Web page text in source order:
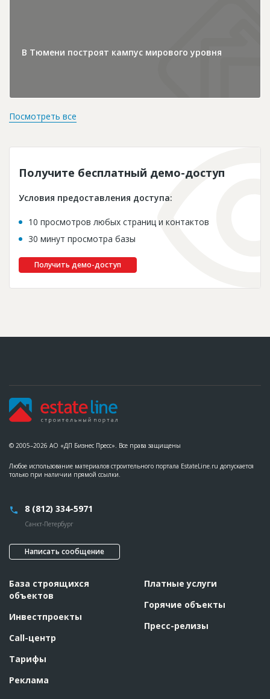
В Тюмени построят кампус мирового уровня
Посмотреть все
Получите бесплатный демо-доступ
Условия предоставления доступа:
10 просмотров любых страниц и контактов
30 минут просмотра базы
Получить демо-доступ
© 2005–2026 АО «ДП Бизнес Пресс». Все права защищены
Любое использование материалов строительного портала EstateLine.ru допускается
только при наличии прямой ссылки.
8 (812) 334-5971
Санкт-Петербург
Написать сообщение
База строящихся
объектов
Инвестпроекты
Call-центр
Тарифы
Реклама
Платные услуги
Горячие объекты
Пресс-релизы